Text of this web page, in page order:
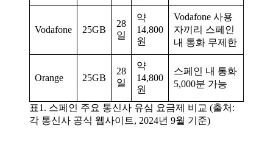
Vodafone 25GB
28
일
약
14,800
원
Vodafone 사용
자끼리 스페인
내 통화 무제한
Orange 25GB
28
일
약
14,800
원
스페인 내 통화
5,000분 가능
표1. 스페인 주요 통신사 유심 요금제 비교 (출처:
각 통신사 공식 웹사이트, 2024년 9월 기준)